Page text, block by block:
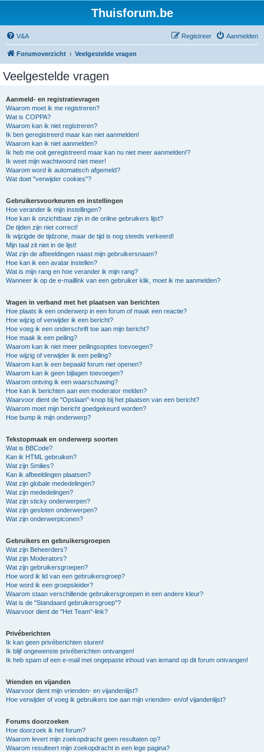
Thuisforum.be
V&A Aanmelden
Registreer
Forumoverzicht Veelgestelde vragen
Veelgestelde vragen
Aanmeld- en registratievragen
Waarom moet ik me registreren?
Wat is COPPA?
Waarom kan ik niet registreren?
Ik ben geregistreerd maar kan niet aanmelden!
Waarom kan ik niet aanmelden?
Ik heb me ooit geregistreerd maar kan nu niet meer aanmelden!?
Ik weet mijn wachtwoord niet meer!
Waarom word ik automatisch afgemeld?
Wat doet "verwijder cookies"?
Gebruikersvoorkeuren en instellingen
Hoe verander ik mijn instellingen?
Hoe kan ik onzichtbaar zijn in de online gebruikers lijst?
De tijden zijn niet correct!
Ik wijzigde de tijdzone, maar de tijd is nog steeds verkeerd!
Mijn taal zit niet in de lijst!
Wat zijn de afbeeldingen naast mijn gebruikersnaam?
Hoe kan ik een avatar instellen?
Wat is mijn rang en hoe verander ik mijn rang?
Wanneer ik op de e-maillink van een gebruiker klik, moet ik me aanmelden?
Vragen in verband met het plaatsen van berichten
Hoe plaats ik een onderwerp in een forum of maak een reactie?
Hoe wijzig of verwijder ik een bericht?
Hoe voeg ik een onderschrift toe aan mijn bericht?
Hoe maak ik een peiling?
Waarom kan ik niet meer peilingsopties toevoegen?
Hoe wijzig of verwijder ik een peiling?
Waarom kan ik een bepaald forum niet openen?
Waarom kan ik geen bijlagen toevoegen?
Waarom ontving ik een waarschuwing?
Hoe kan ik berichten aan een moderator melden?
Waarvoor dient de "Opslaan"-knop bij het plaatsen van een bericht?
Waarom moet mijn bericht goedgekeurd worden?
Hoe bump ik mijn onderwerp?
Tekstopmaak en onderwerp soorten
Wat is BBCode?
Kan ik HTML gebruiken?
Wat zijn Smilies?
Kan ik afbeeldingen plaatsen?
Wat zijn globale mededelingen?
Wat zijn mededelingen?
Wat zijn sticky onderwerpen?
Wat zijn gesloten onderwerpen?
Wat zijn onderwerpiconen?
Gebruikers en gebruikersgroepen
Wat zijn Beheerders?
Wat zijn Moderators?
Wat zijn gebruikersgroepen?
Hoe word ik lid van een gebruikersgroep?
Hoe word ik een groepsleider?
Waarom staan verschillende gebruikersgroepen in een andere kleur?
Wat is de "Standaard gebruikersgroep"?
Waarvoor dient de "Het Team"-link?
Privéberichten
Ik kan geen privéberichten sturen!
Ik blijf ongewenste privéberichten ontvangen!
Ik heb spam of een e-mail met ongepaste inhoud van iemand op dit forum ontvangen!
Vrienden en vijanden
Waarvoor dient mijn vrienden- en vijandenlijst?
Hoe verwijder of voeg ik gebruikers toe aan mijn vrienden- en/of vijandenlijst?
Forums doorzoeken
Hoe doorzoek ik het forum?
Waarom levert mijn zoekopdracht geen resultaten op?
Waarom resulteert mijn zoekopdracht in een lege pagina?